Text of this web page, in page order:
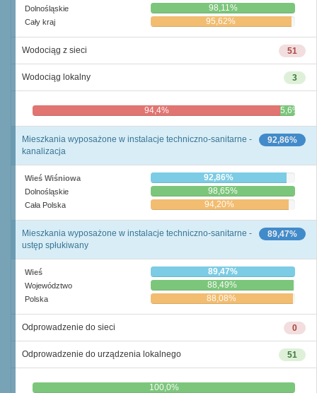
Dolnośląskie 98,11%
Cały kraj 95,62%
51
Wodociąg z sieci
3
Wodociąg lokalny
94,4% 5,6%
92,86%
Mieszkania wyposażone w instalacje techniczno-sanitarne -
kanalizacja
Wieś Wiśniowa 92,86%
Dolnośląskie 98,65%
Cała Polska 94,20%
89,47%
Mieszkania wyposażone w instalacje techniczno-sanitarne -
ustęp spłukiwany
Wieś 89,47%
Województwo 88,49%
Polska 88,08%
0
Odprowadzenie do sieci
51
Odprowadzenie do urządzenia lokalnego
0,0% 100,0%